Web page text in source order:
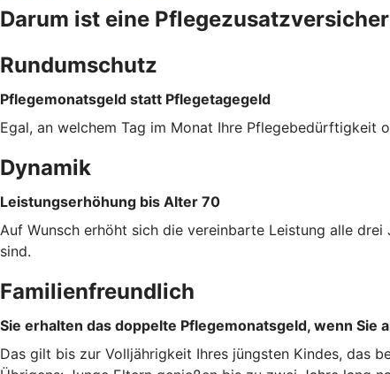
Darum ist eine
Rundumschutz
Pflegemonatsgeld statt Pflegetagegeld
Egal, an welchem Tag im Monat Ihre Pflegebedürftigkeit
Dynamik
Leistungserhöhung bis Alter 70
Auf Wunsch erhöht sich die vereinbarte Leistung alle
sind.
Familienfreundlich
Sie erhalten das doppelte Pflegemonatsgeld, wenn
Das gilt bis zur Volljährigkeit Ihres jüngsten Kindes, das